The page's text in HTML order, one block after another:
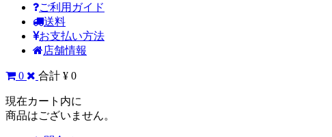
ご利用ガイド
送料
お支払い方法
店舗情報
0 合計 ¥ 0
現在カート内に
商品はございません。